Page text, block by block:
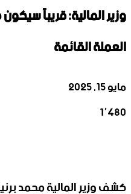
وزير المالية: قريباً
العملة القائمة
مايو 15, 2025
1٬480
كشف وزير المالية محمد